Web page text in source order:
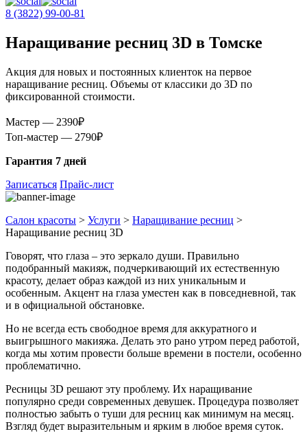
8 (3822) 99-00-81
Наращивание ресниц 3D в Томске
Акция для новых и постоянных клиенток на первое
наращивание ресниц. Объемы от классики до 3D по
фиксированной стоимости.
Мастер — 2390₽
Топ-мастер — 2790₽
Гарантия 7 дней
Записаться Прайс-лист
Салон красоты > Услуги > Наращивание ресниц >
Наращивание ресниц 3D
Говорят, что глаза – это зеркало души. Правильно
подобранный макияж, подчеркивающий их естественную
красоту, делает образ каждой из них уникальным и
особенным. Акцент на глаза уместен как в повседневной, так
и в официальной обстановке.
Но не всегда есть свободное время для аккуратного и
выигрышного макияжа. Делать это рано утром перед работой,
когда мы хотим провести больше времени в постели, особенно
проблематично.
Ресницы 3D решают эту проблему. Их наращивание
популярно среди современных девушек. Процедура позволяет
полностью забыть о туши для ресниц как минимум на месяц.
Взгляд будет выразительным и ярким в любое время суток.